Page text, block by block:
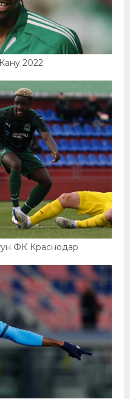
2022
ФК Краснодар